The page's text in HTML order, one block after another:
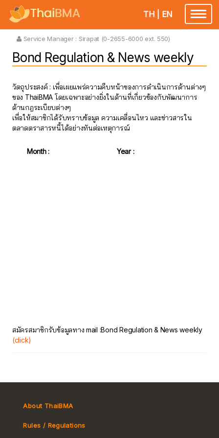
Toggle
TH EN
Service Manager : Sirapat (0-2655-6000 ext. 550)
Bond Regulation & News weekly
วัตถุประสงค์ : เพื่อเผยแพร่ความคืบหน้าของการดำเนินการด้านต่างๆ
ของ ThaiBMA โดยเฉพาะอย่างยิ่งในด้านที่เกี่ยวข้องกับพัฒนาการ
ด้านกฎระเบียบต่างๆ
เพื่อให้สมาชิกได้รับทราบข้อมูล ความเคลื่อนไหว และข่าวสารใน
ตลาดตราสารหนี้ได้อย่างทันต่อเหตุการณ์
Month : Year :
สมัครสมาชิกรับข้อมูลทาง mail :Bond Regulation & News weekly
(click)
About ThaiBMA
Rules / Regulations